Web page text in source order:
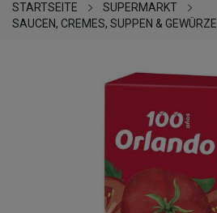
STARTSEITE
SUPERMARKT
SAUCEN, CREMES, SUPPEN & GEWÜRZE